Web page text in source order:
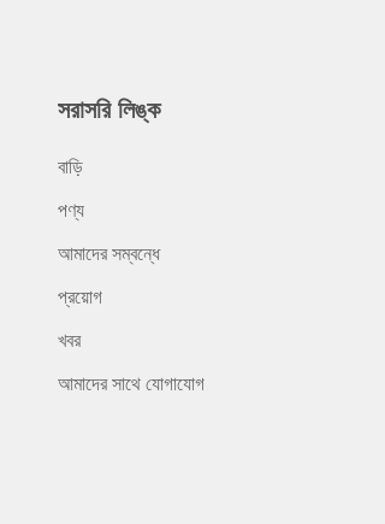
সরাসরি লিঙ্ক
বাড়ি
পণ্য
আমাদের সম্বন্ধে
প্রয়োগ
খবর
আমাদের সাথে যোগাযোগ